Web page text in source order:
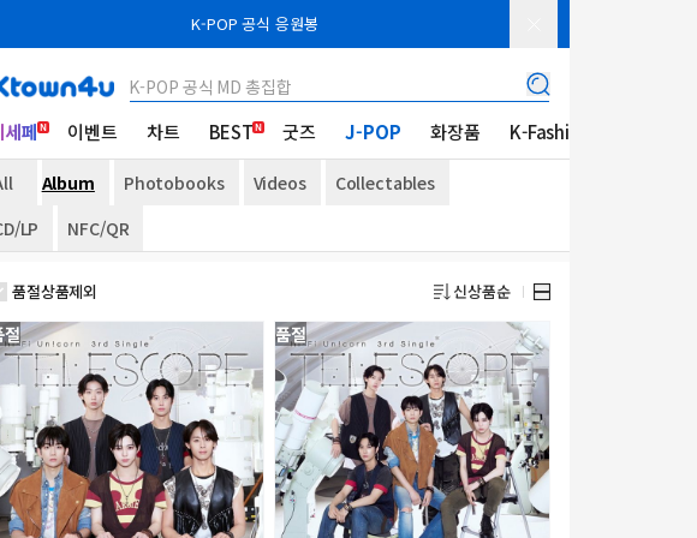
K-POP 공식 응원봉
K-POP 공식 MD 총집합
세페 이벤트 차트 BEST 굿즈 J-POP 화장품 K-Fashion
Album Photobooks Videos
Collectables
LP
NFC/QR
품절상품제외 신상품순
절 품절